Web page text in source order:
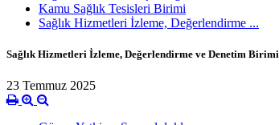
Kamu Sağlık Tesisleri Birimi
Sağlık Hizmetleri İzleme, Değerlendirme ...
Sağlık Hizmetleri İzleme, Değerlendirme ve Denetim Birimi
23 Temmuz 2025